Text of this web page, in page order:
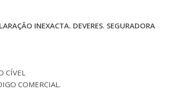
INEXACTA. DEVERES. SEGURADORA
CÍVEL
COMERCIAL.